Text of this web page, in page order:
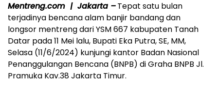
Mentreng.com | Jakarta –Tepat satu bulan
terjadinya bencana alam banjir bandang dan
longsor mentreng dari YSM 667 kabupaten Tanah
Datar pada 11 Mei lalu, Bupati Eka Putra, SE, MM,
Selasa (11/6/2024) kunjungi kantor Badan Nasional
Penanggulangan Bencana (BNPB) di Graha BNPB Jl.
Pramuka Kav.38 Jakarta Timur.